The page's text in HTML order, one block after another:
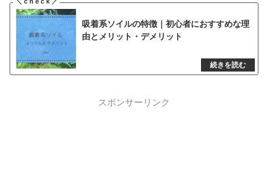
吸着系ソイルの特徴｜初心者におすすめな理
由とメリット・デメリット
スポンサーリンク